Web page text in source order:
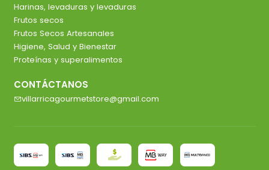
Harinas, levaduras y levaduras
Frutos secos
Frutos Secos Artesanales
Higiene, Salud y Bienestar
Proteínas y superalimentos
CONTÁCTANOS
villarricagourmetstore@gmail.com